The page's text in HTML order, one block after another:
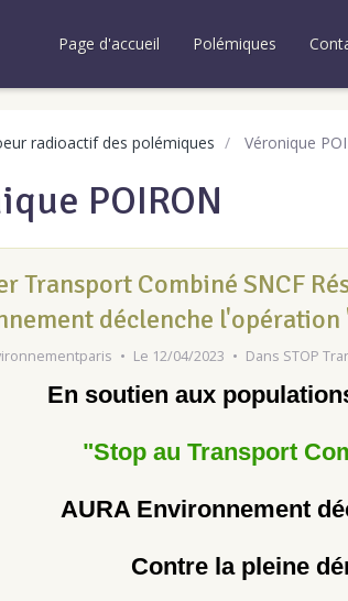
Page d'accueil Polémiques
radioactif des polémiques Véronique
POIRON
Transport Combiné SNCF
déclenche
Le 12/04/2023 Dans STOP
En soutien aux
"Stop au Transport
AURA Environnement
Contre la pleine